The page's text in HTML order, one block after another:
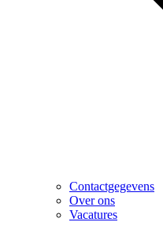
Contactgegevens
Over ons
Vacatures